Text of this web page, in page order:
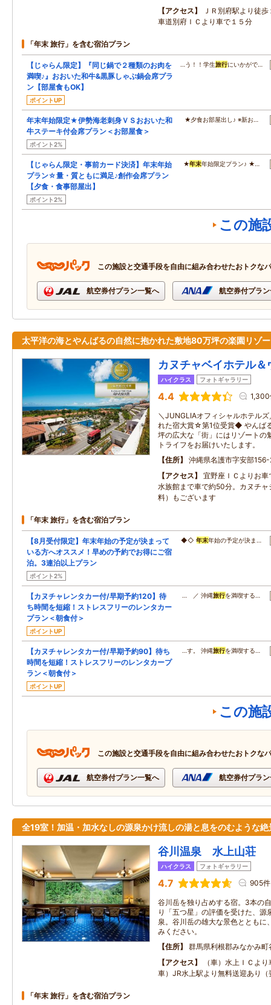
アクセス
ＪＲ別府駅より徒
車道別府ＩＣより車で１５分
「年末 旅行」を含む宿泊プラン
【じゃらん限定】『同じ鍋で２種類のお肉を
満喫♪』おおいた和牛&黒豚しゃぶ鍋会席プラ
ン【部屋食もOK】
ポイントUP
…う！！学生旅行にいかがで…
年末年始限定★伊勢海老刺身ＶＳおおいた和
牛ステーキ付会席プラン＜お部屋食＞
ポイント2%
★夕食お部屋出し♪ ※新お…
【じゃらん限定・事前カード決済】年末年始
プラン☆量・質ともに満足♪創作会席プラン
【夕食・食事部屋出】
ポイント2%
★年末年始限定プラン♪ ★…
この施
この施設と交通手段を自由に組み合わせたおトクな
航空券付プラン一覧へ 航空券付プラ
太平洋の海とやんばるの自然に抱かれた敷地80万坪の楽園リゾ
カヌチャベイホテル＆
ハイクラス フォトギャラリー
4.4 1,300
＼JUNGLIAオフィシャルホテル
れた宿大賞☆第1位受賞◆ やんば
坪の広大な「街」にはリゾートの
トライフをお届けいたします。
住所
沖縄県名護市字安部
アクセス
宜野座ＩＣよりお
水族館まで車で約50分。カヌチャ
料）もございます
「年末 旅行」を含む宿泊プラン
【8月受付限定】年末年始の予定が決まって
いる方へオススメ！早めの予約でお得にご宿
泊。3連泊以上プラン
ポイント2%
◆◇年末年始の予定が決ま…
【カヌチャレンタカー付/早期予約120】待
ち時間を短縮！ストレスフリーのレンタカー
プラン＜朝食付＞
ポイントUP
… ／ 沖縄旅行を満喫する…
【カヌチャレンタカー付/早期予約90】待ち
時間を短縮！ストレスフリーのレンタカープ
ラン＜朝食付＞
ポイントUP
…す。 沖縄旅行を満喫する…
この施
この施設と交通手段を自由に組み合わせたおトクな
航空券付プラン一覧へ 航空券付プラ
全19室！加温・加水なしの源泉かけ流しの湯と息をのむような絶
谷川温泉 水上山荘
ハイクラス フォトギャラリー
4.7 905件
谷川岳を独り占めする宿。3本の
り「五つ星」の評価を受けた、
泉。谷川岳の雄大な景色とともに
みください。
住所
群馬県利根郡みなかみ町
アクセス
（車）水上ＩＣよ
車）JR水上駅より無料送迎あり（
「年末 旅行」を含む宿泊プラン